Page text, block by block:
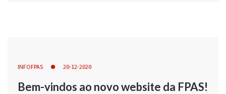
INFOFPAS 20-12-2020
Bem-vindos ao novo website da FPAS!